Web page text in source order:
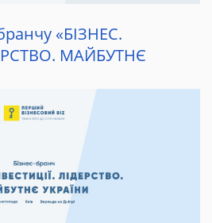
«БІЗНЕС.
МАЙБУТНЄ